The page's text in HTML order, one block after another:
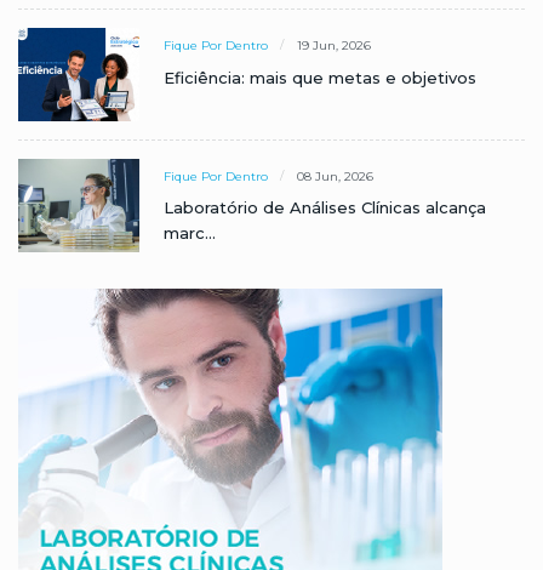
Fique Por Dentro 19 Jun, 2026
Eficiência: mais que metas e objetivos
Fique Por Dentro 08 Jun, 2026
Laboratório de Análises Clínicas alcança
marc...